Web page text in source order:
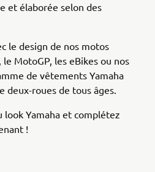
et élaborée selon des
le design de nos motos
MotoGP, les eBikes ou nos
de vêtements Yamaha
deux-roues de tous âges.
Yamaha et complétez
!